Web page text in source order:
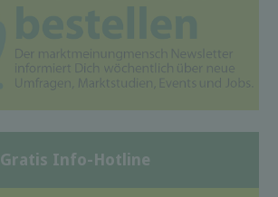
Gratis Info-Hotline